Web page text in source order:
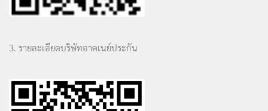
3. รายละเอียดบริษัทอาคเนย์ประกัน